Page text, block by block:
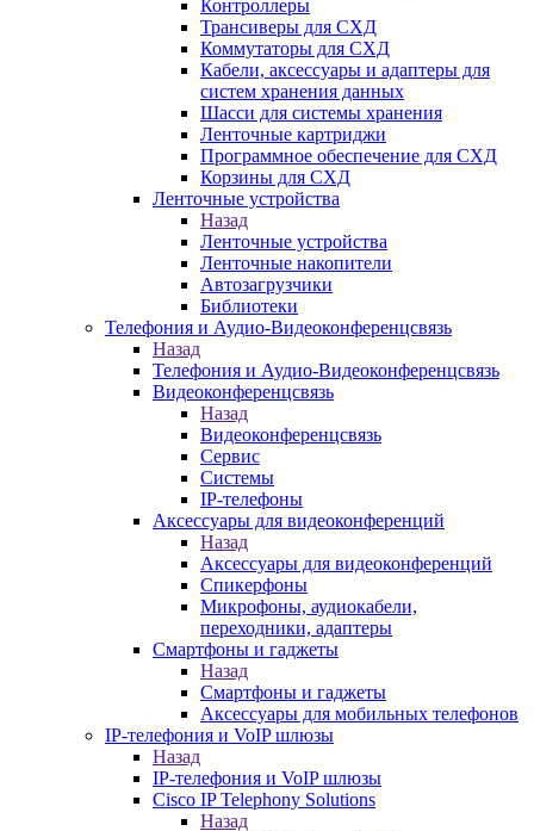
Контроллеры
Трансиверы для СХД
Коммутаторы для СХД
Кабели, аксессуары и адаптеры для
систем хранения данных
Шасси для системы хранения
Ленточные картриджи
Программное обеспечение для СХД
Корзины для СХД
Ленточные устройства
Назад
Ленточные устройства
Ленточные накопители
Автозагрузчики
Библиотеки
Телефония и Аудио-Видеоконференцсвязь
Назад
Телефония и Аудио-Видеоконференцсвязь
Видеоконференцсвязь
Назад
Видеоконференцсвязь
Сервис
Системы
IP-телефоны
Аксессуары для видеоконференций
Назад
Аксессуары для видеоконференций
Спикерфоны
Микрофоны, аудиокабели,
переходники, адаптеры
Смартфоны и гаджеты
Назад
Смартфоны и гаджеты
Аксессуары для мобильных телефонов
IP-телефония и VoIP шлюзы
Назад
IP-телефония и VoIP шлюзы
Cisco IP Telephony Solutions
Назад